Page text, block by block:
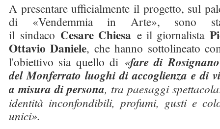
A presentare ufficialmente il progetto, sul
di «Vendemmia in Arte», sono
il sindaco Cesare Chiesa e il giornalista
Ottavio Daniele, che hanno sottolineato
l'obiettivo sia quello di «fare di
del Monferrato luoghi di accoglienza e di
a misura di persona, tra paesaggi
identità inconfondibili, profumi, gusti e
unici».